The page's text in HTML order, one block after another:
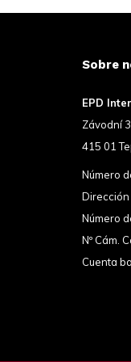
Sobre
EPD
Závodní
415 01
Número
Número
Nº Cám.
Cuenta